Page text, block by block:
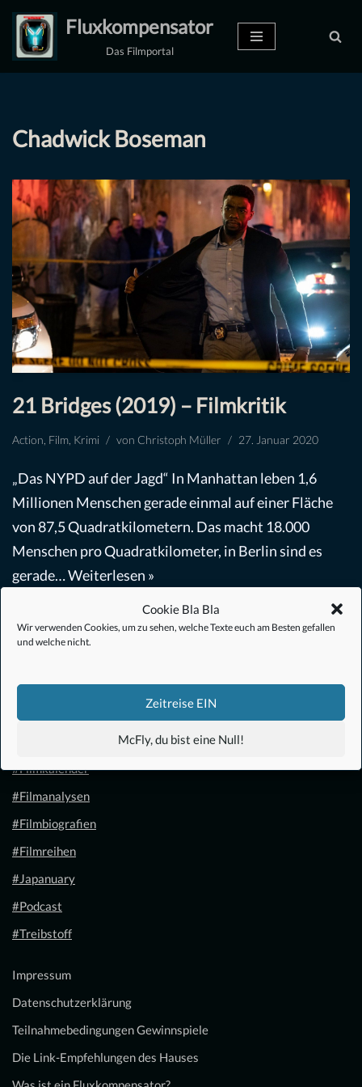
Cookie Bla Bla
Wir verwenden Cookies, um zu sehen, welche Texte euch am Besten gefallen
und welche nicht.
Zeitreise EIN
McFly, du bist eine Null!
Zum
Inhalt
Fluxkompensator
Das Filmportal
Chadwick Boseman
21 Bridges (2019) – Filmkritik
Action Film Krimi von Christoph Müller 27. Januar 2020
„Das NYPD auf der Jagd“ In Manhattan leben 1,6
Millionen Menschen gerade einmal auf einer Fläche
von 87,5 Quadratkilometern. Das macht 18.000
Menschen pro Quadratkilometer, in Berlin sind es
gerade…Weiterlesen »
#Filmkalender
#Filmanalysen
#Filmbiografien
#Filmreihen
#Japanuary
#Podcast
#Treibstoff
Impressum
Datenschutzerklärung
Teilnahmebedingungen Gewinnspiele
Die Link-Empfehlungen des Hauses